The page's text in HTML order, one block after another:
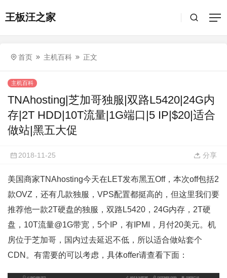
王板汪之家
首页 主机百科 正文
主机百科
TNAhosting|芝加哥独服|双路L5420|24G内
存|2T HDD|10T流量|1G端口|5 IP|$20|适合
做站|黑五大促
2018-11-25 分享
美国商家TNAhosting今天在LET发布黑五Off，本次off包括2
款OVZ，还有几款独服，VPS配置都挺高的，但这里我们要
推荐他一款2T硬盘的独服，双路L5420，24G内存，2T硬
盘，10T流量@1G带宽，5个IP，有IPMI，月付20美元。机
房位于芝加哥，国内过去延迟不低，所以适合做站套个
CDN。有需要的可以考虑，具体offer请查看下面：